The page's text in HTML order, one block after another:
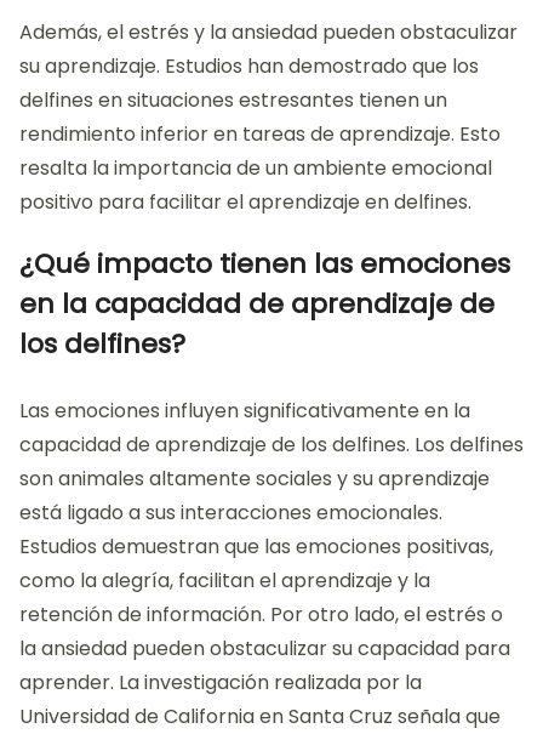
Además, el estrés y la ansiedad pueden obstaculizar
su aprendizaje. Estudios han demostrado que los
delfines en situaciones estresantes tienen un
rendimiento inferior en tareas de aprendizaje. Esto
resalta la importancia de un ambiente emocional
positivo para facilitar el aprendizaje en delfines.
¿Qué impacto tienen las emociones
en la capacidad de aprendizaje de
los delfines?
Las emociones influyen significativamente en la
capacidad de aprendizaje de los delfines. Los delfines
son animales altamente sociales y su aprendizaje
está ligado a sus interacciones emocionales.
Estudios demuestran que las emociones positivas,
como la alegría, facilitan el aprendizaje y la
retención de información. Por otro lado, el estrés o
la ansiedad pueden obstaculizar su capacidad para
aprender. La investigación realizada por la
Universidad de California en Santa Cruz señala que